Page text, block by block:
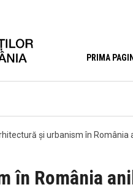
PRIMA
și urbanism în România
în România